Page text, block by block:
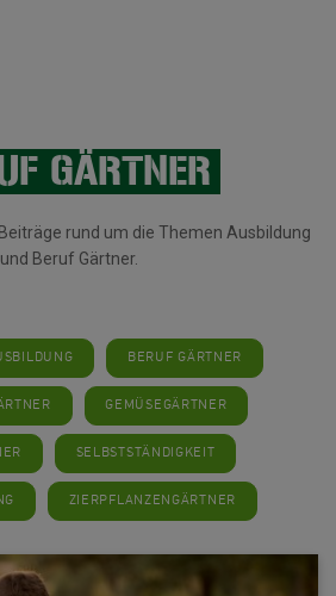
GÄRTNER
rund um die Themen Ausbildung
und Beruf Gärtner.
BERUF GÄRTNER
GEMÜSEGÄRTNER
SELBSTSTÄNDIGKEIT
ZIERPFLANZENGÄRTNER